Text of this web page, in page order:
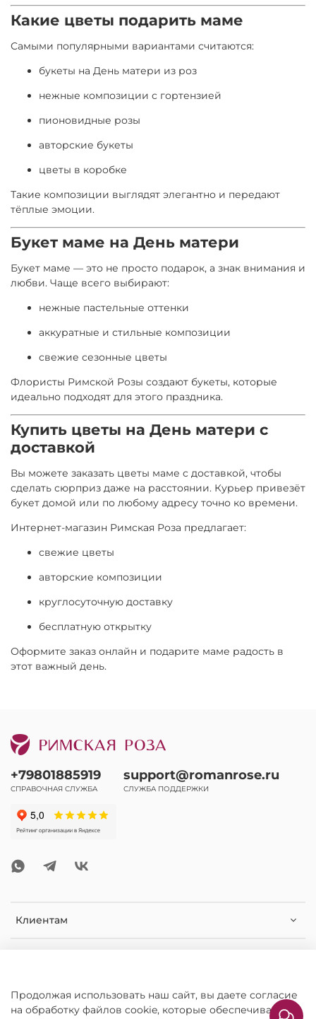
Какие цветы подарить маме
Самыми популярными вариантами считаются:
букеты на День матери из роз
нежные композиции с гортензией
пионовидные розы
авторские букеты
цветы в коробке
Такие композиции выглядят элегантно и передают
тёплые эмоции.
Букет маме на День матери
Букет маме — это не просто подарок, а знак внимания и
любви. Чаще всего выбирают:
нежные пастельные оттенки
аккуратные и стильные композиции
свежие сезонные цветы
Флористы Римской Розы создают букеты, которые
идеально подходят для этого праздника.
Купить цветы на День матери с
доставкой
Вы можете заказать цветы маме с доставкой, чтобы
сделать сюрприз даже на расстоянии. Курьер привезёт
букет домой или по любому адресу точно ко времени.
Интернет-магазин Римская Роза предлагает:
свежие цветы
авторские композиции
круглосуточную доставку
бесплатную открытку
Оформите заказ онлайн и подарите маме радость в
этот важный день.
Клиентам
Дополнительная информация
+79801885919
СПРАВОЧНАЯ СЛУЖБА
support@romanrose.ru
СЛУЖБА ПОДДЕРЖКИ
Продолжая использовать наш сайт, вы даете согласие
на обработку файлов cookie, которые обеспечивают